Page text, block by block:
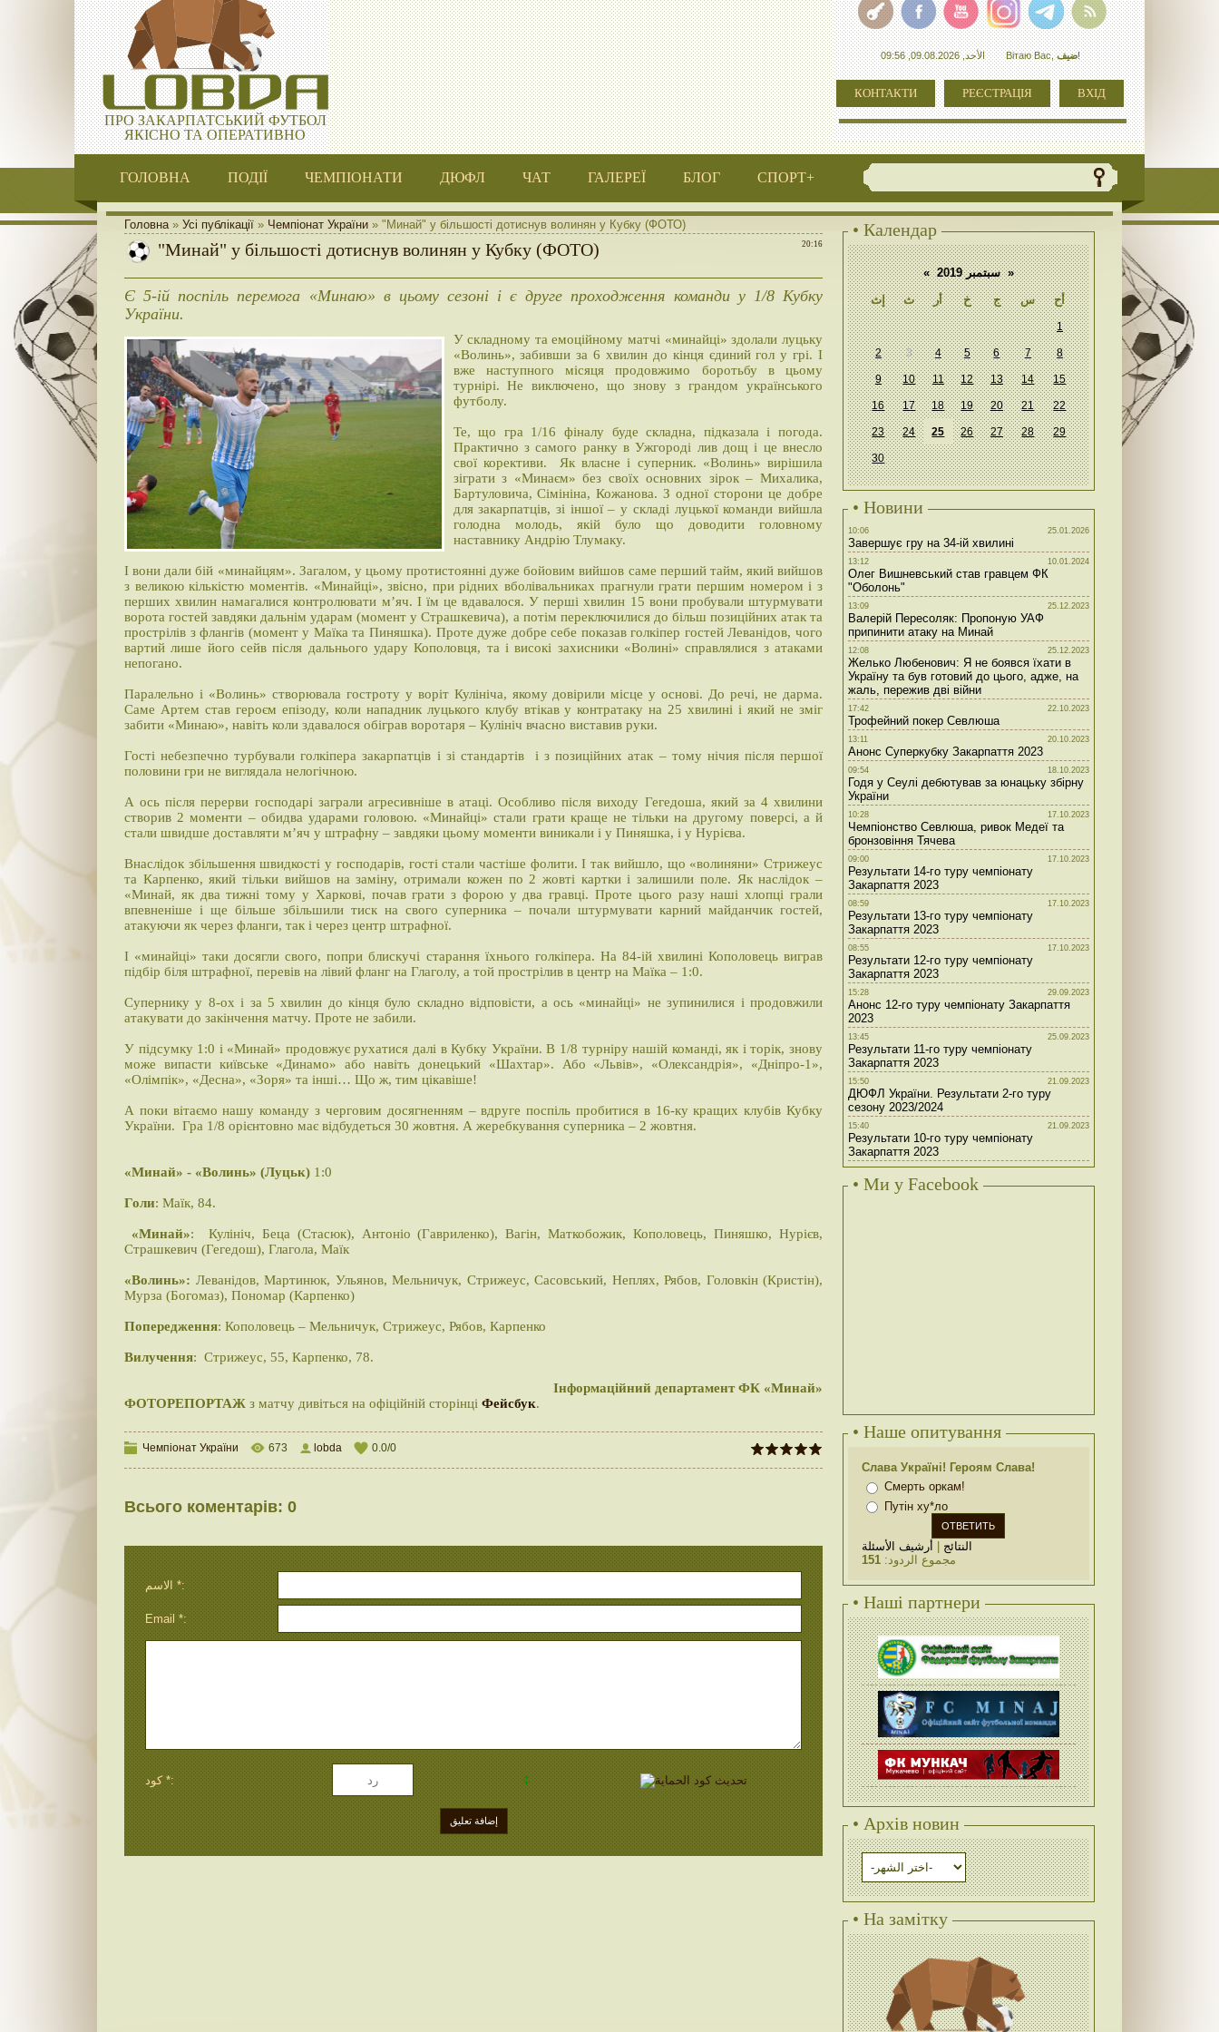
ПРО ЗАКАРПАТСЬКИЙ ФУТБОЛ
ЯКІСНО ТА ОПЕРАТИВНО
الأحد, 09.08.2026, 09:56 Вітаю Вас,ضيف!
КОНТАКТИ РЕЄСТРАЦІЯ ВХІД
ГОЛОВНА ПОДІЇ ЧЕМПІОНАТИ ДЮФЛ ЧАТ ГАЛЕРЕЇ БЛОГ СПОРТ+
Головна» Усі публікації » Чемпіонат України » "Минай" у більшості дотиснув волинян у Кубку (ФОТО)
20:16
"Минай" у більшості дотиснув волинян у Кубку (ФОТО)
Є 5-ій поспіль перемога «Минаю» в цьому сезоні і є друге проходження команди у 1/8 Кубку
України.
У складному та емоційному матчі «минайці» здолали луцьку
«Волинь», забивши за 6 хвилин до кінця єдиний гол у грі. І
вже наступного місяця продовжимо боротьбу в цьому
турнірі. Не виключено, що знову з грандом українського
футболу.
Те, що гра 1/16 фіналу буде складна, підказала і погода.
Практично з самого ранку в Ужгороді лив дощ і це внесло
свої корективи. Як власне і суперник. «Волинь» вирішила
зіграти з «Минаєм» без своїх основних зірок – Михалика,
Бартуловича, Сімініна, Кожанова. З одної сторони це добре
для закарпатців, зі іншої – у складі луцької команди вийшла
голодна молодь, якій було що доводити головному
наставнику Андрію Тлумаку.
І вони дали бій «минайцям». Загалом, у цьому протистоянні дуже бойовим вийшов саме перший тайм, який вийшов
з великою кількістю моментів. «Минайці», звісно, при рідних вболівальниках прагнули грати першим номером і з
перших хвилин намагалися контролювати м’яч. І їм це вдавалося. У перші хвилин 15 вони пробували штурмувати
ворота гостей завдяки дальнім ударам (момент у Страшкевича), а потім переключилися до більш позиційних атак та
прострілів з флангів (момент у Маїка та Пиняшка). Проте дуже добре себе показав голкіпер гостей Леванідов, чого
вартий лише його сейв після дальнього удару Кополовця, та і високі захисники «Волині» справлялися з атаками
непогано.
Паралельно і «Волинь» створювала гостроту у воріт Кулініча, якому довірили місце у основі. До речі, не дарма.
Саме Артем став героєм епізоду, коли нападник луцького клубу втікав у контратаку на 25 хвилині і який не зміг
забити «Минаю», навіть коли здавалося обіграв воротаря – Кулініч вчасно виставив руки.
Гості небезпечно турбували голкіпера закарпатців і зі стандартів і з позиційних атак – тому нічия після першої
половини гри не виглядала нелогічною.
А ось після перерви господарі заграли агресивніше в атаці. Особливо після виходу Гегедоша, який за 4 хвилини
створив 2 моменти – обидва ударами головою. «Минайці» стали грати краще не тільки на другому поверсі, а й
стали швидше доставляти м’яч у штрафну – завдяки цьому моменти виникали і у Пиняшка, і у Нурієва.
Внаслідок збільшення швидкості у господарів, гості стали частіше фолити. І так вийшло, що «волиняни» Стрижеус
та Карпенко, який тільки вийшов на заміну, отримали кожен по 2 жовті картки і залишили поле. Як наслідок –
«Минай, як два тижні тому у Харкові, почав грати з форою у два гравці. Проте цього разу наші хлопці грали
впевненіше і ще більше збільшили тиск на свого суперника – почали штурмувати карний майданчик гостей,
атакуючи як через фланги, так і через центр штрафної.
І «минайці» таки досягли свого, попри блискучі старання їхнього голкіпера. На 84-ій хвилині Кополовець виграв
підбір біля штрафної, перевів на лівий фланг на Глаголу, а той прострілив в центр на Маїка – 1:0.
Супернику у 8-ох і за 5 хвилин до кінця було складно відповісти, а ось «минайці» не зупинилися і продовжили
атакувати до закінчення матчу. Проте не забили.
У підсумку 1:0 і «Минай» продовжує рухатися далі в Кубку України. В 1/8 турніру нашій команді, як і торік, знову
може випасти київське «Динамо» або навіть донецький «Шахтар». Або «Львів», «Олександрія», «Дніпро-1»,
«Олімпік», «Десна», «Зоря» та інші… Що ж, тим цікавіше!
А поки вітаємо нашу команду з черговим досягненням – вдруге поспіль пробитися в 16-ку кращих клубів Кубку
України. Гра 1/8 орієнтовно має відбудеться 30 жовтня. А жеребкування суперника – 2 жовтня.
«Минай» - «Волинь» (Луцьк) 1:0
Голи: Маїк, 84.
«Минай»: Кулініч, Беца (Стасюк), Антоніо (Гавриленко), Вагін, Маткобожик, Кополовець, Пиняшко, Нурієв,
Страшкевич (Гегедош), Глагола, Маїк
«Волинь»: Леванідов, Мартинюк, Ульянов, Мельничук, Стрижеус, Сасовський, Неплях, Рябов, Головкін (Кристін),
Мурза (Богомаз), Пономар (Карпенко)
Попередження: Кополовець – Мельничук, Стрижеус, Рябов, Карпенко
Вилучення: Стрижеус, 55, Карпенко, 78.
Інформаційний департамент ФК «Минай»
ФОТОРЕПОРТАЖ з матчу дивіться на офіційній сторінці Фейсбук.
Чемпіонат України 673 lobda 0.0/0
Всього коментарів: 0
الاسم *:
Email *:
كود *:
• Календар
« سبتمبر 2019 »
إث
ث أر خ ج س أح
1
2 3 4 5 6 7 8
9 10 11 12 13 14 15
16 17 18 19 20 21 22
23 24 25 26 27 28 29
30
• Новини
10:06 25.01.2026
Завершує гру на 34-ій хвилині
13:12 10.01.2024
Олег Вишневський став гравцем ФК
"Оболонь"
13:09 25.12.2023
Валерій Пересоляк: Пропоную УАФ
припинити атаку на Минай
12:08 25.12.2023
Желько Любенович: Я не боявся їхати в
Україну та був готовий до цього, адже, на
жаль, пережив дві війни
17:42 22.10.2023
Трофейний покер Севлюша
13:11 20.10.2023
Анонс Суперкубку Закарпаття 2023
09:54 18.10.2023
Годя у Сеулі дебютував за юнацьку збірну
України
10:28 17.10.2023
Чемпіонство Севлюша, ривок Медеї та
бронзовіння Тячева
09:00 17.10.2023
Результати 14-го туру чемпіонату
Закарпаття 2023
08:59 17.10.2023
Результати 13-го туру чемпіонату
Закарпаття 2023
08:55 17.10.2023
Результати 12-го туру чемпіонату
Закарпаття 2023
15:28 29.09.2023
Анонс 12-го туру чемпіонату Закарпаття
2023
13:45 25.09.2023
Результати 11-го туру чемпіонату
Закарпаття 2023
15:50 21.09.2023
ДЮФЛ України. Результати 2-го туру
сезону 2023/2024
15:40 21.09.2023
Результати 10-го туру чемпіонату
Закарпаття 2023
• Ми у Facebook
• Наше опитування
Слава Україні! Героям Слава!
Смерть оркам!
Путін ху*ло
النتائج
أرشيف الأسئلة
مجموع الردود:151
• Наші партнери
• Архів новин
• На замітку